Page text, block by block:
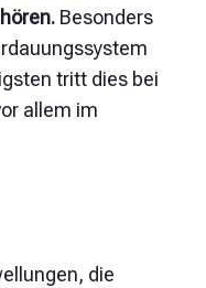
Besonders
tritt dies bei
allem im
die